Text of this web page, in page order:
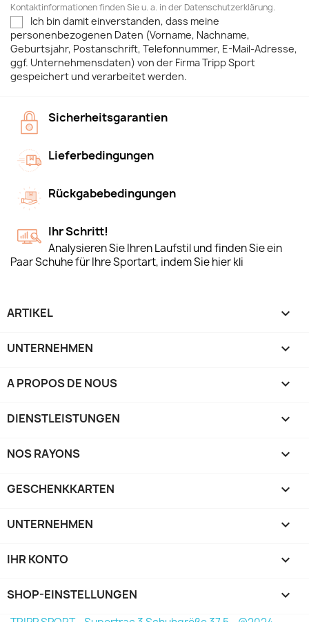
Kontaktinformationen finden Sie u. a. in der Datenschutzerklärung.
Ich bin damit einverstanden, dass meine
personenbezogenen Daten (Vorname, Nachname,
Geburtsjahr, Postanschrift, Telefonnummer, E-Mail-Adresse,
ggf. Unternehmensdaten) von der Firma Tripp Sport
gespeichert und verarbeitet werden.
Sicherheitsgarantien
Lieferbedingungen
Rückgabebedingungen
Ihr Schritt!
Analysieren Sie Ihren Laufstil und finden Sie ein
Paar Schuhe für Ihre Sportart, indem Sie hier kli
ARTIKEL 
UNTERNEHMEN 
A PROPOS DE NOUS 
DIENSTLEISTUNGEN 
NOS RAYONS 
GESCHENKKARTEN 
UNTERNEHMEN 
IHR KONTO 
SHOP-EINSTELLUNGEN keyboard_arrow_down